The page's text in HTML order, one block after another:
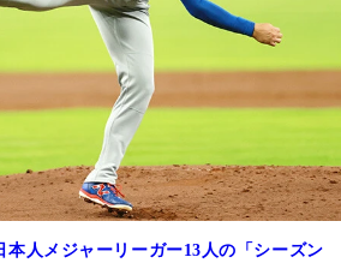
人メジャーリーガー13人の「シーズン